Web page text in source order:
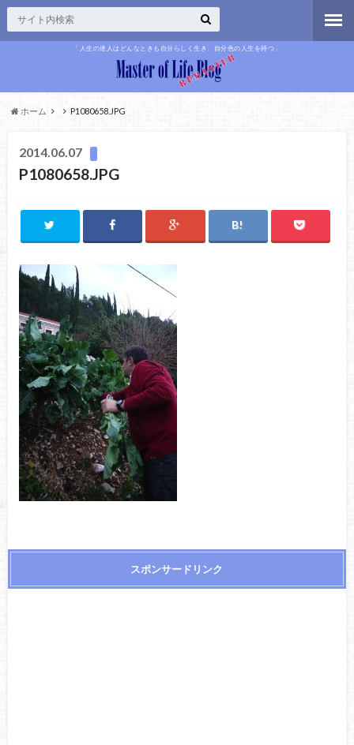
「人生の達人はどんなときも自分らしく生き、自分色の人生を持つ」
ホーム P1080658.JPG
2014.06.07
P1080658.JPG
スポンサードリンク